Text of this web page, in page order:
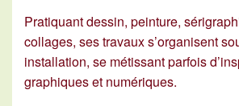
Pratiquant dessin, peinture,
collages, ses travaux s’organisent
installation, se métissant parfois
graphiques et numériques.